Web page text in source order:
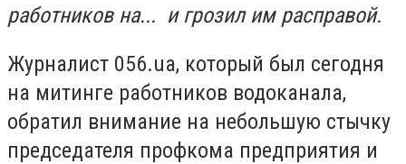
работников на... и грозил им расправой.
Журналист 056.ua, который был сегодня
на митинге работников водоканала,
обратил внимание на небольшую стычку
председателя профкома предприятия и